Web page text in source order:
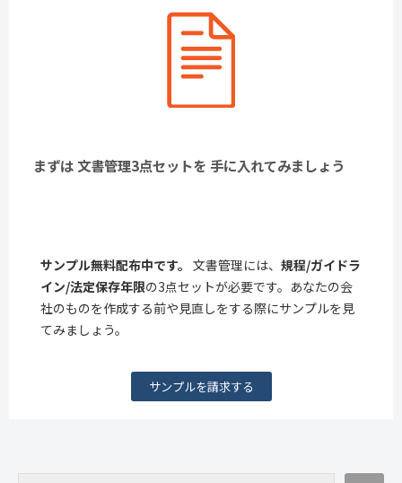
まずは 文書管理3点セットを 手に入れてみましょう
サンプル無料配布中です。 文書管理には、 規程/ガイドラ
イン/法定保存年限の3点セットが必要です。あなたの会
社のものを作成する前や見直しをする際にサンプルを見
てみましょう。
サンプルを請求する